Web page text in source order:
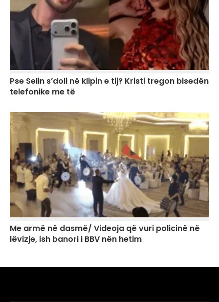
Pse Selin s’doli në klipin e tij? Kristi tregon bisedën
telefonike me të
Me armë në dasmë/ Videoja që vuri policinë në
lëvizje, ish banori i BBV nën hetim